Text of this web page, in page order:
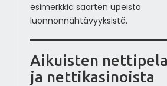
esimerkkiä saarten upeista
luonnonnähtävyyksistä.
Aikuisten
ja nettikasinoista